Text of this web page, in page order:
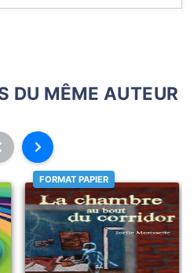
DU MÊME AUTEUR
FORMAT PAPIER